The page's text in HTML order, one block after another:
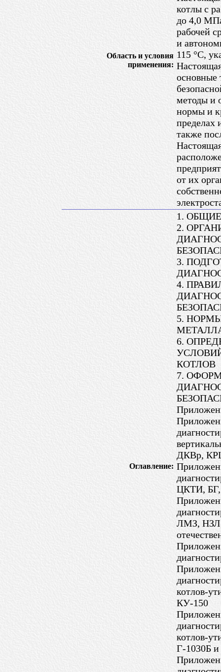
Область и условия
применения:
котлы с
до 4,0
рабочей
и
115 °С,
основные
методы и
нормы и
пределах
также
от их
Оглавление:
1.
2.
3.
4.
5.
6.
КОТЛОВ
7.
ДКВр,
ЦКТИ,
ЛМЗ, НЗЛ,
котлов-
КУ-150
котлов-
Г-1030Б